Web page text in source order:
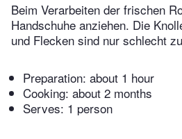
Beim Verarbeiten der frischen
Handschuhe anziehen. Die
und Flecken sind nur schlecht
Preparation: about 1 hour
Cooking: about 2 months
Serves: 1 person